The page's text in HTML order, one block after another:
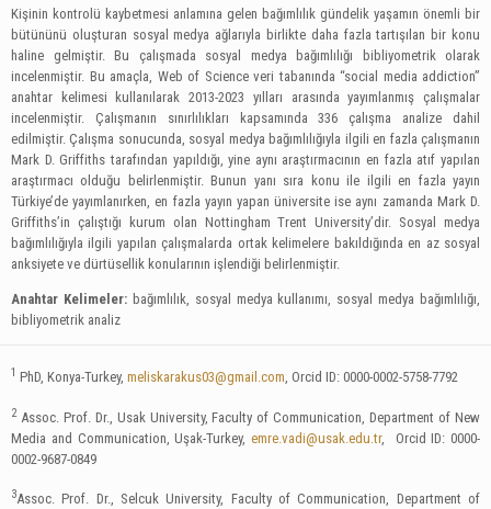
Kişinin kontrolü kaybetmesi anlamına gelen bağımlılık gündelik yaşamın önemli bir
bütününü oluşturan sosyal medya ağlarıyla birlikte daha fazla tartışılan bir konu
haline gelmiştir. Bu çalışmada sosyal medya bağımlılığı bibliyometrik olarak
incelenmiştir. Bu amaçla, Web of Science veri tabanında “social media addiction”
anahtar kelimesi kullanılarak 2013-2023 yılları arasında yayımlanmış çalışmalar
incelenmiştir. Çalışmanın sınırlılıkları kapsamında 336 çalışma analize dahil
edilmiştir. Çalışma sonucunda, sosyal medya bağımlılığıyla ilgili en fazla çalışmanın
Mark D. Griffiths tarafından yapıldığı, yine aynı araştırmacının en fazla atıf yapılan
araştırmacı olduğu belirlenmiştir. Bunun yanı sıra konu ile ilgili en fazla yayın
Türkiye’de yayımlanırken, en fazla yayın yapan üniversite ise aynı zamanda Mark D.
Griffiths’in çalıştığı kurum olan Nottingham Trent University’dir. Sosyal medya
bağımlılığıyla ilgili yapılan çalışmalarda ortak kelimelere bakıldığında en az sosyal
anksiyete ve dürtüsellik konularının işlendiği belirlenmiştir.
Anahtar Kelimeler:bağımlılık, sosyal medya kullanımı, sosyal medya bağımlılığı,
bibliyometrik analiz
1 PhD, Konya-Turkey, meliskarakus03@gmail.com, Orcid ID: 0000-0002-5758-7792
2Assoc. Prof. Dr., Usak University, Faculty of Communication, Department of New
Media and Communication, Uşak-Turkey, emre.vadi@usak.edu.tr, Orcid ID: 0000-
0002-9687-0849
3Assoc. Prof. Dr., Selcuk University, Faculty of Communication, Department of